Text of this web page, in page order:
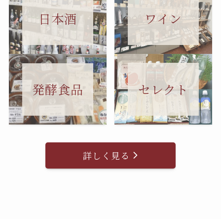
日本酒 ワイン
発酵食品 セレクト
詳しく見る